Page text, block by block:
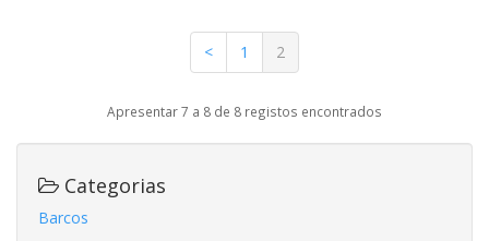
< 1 2
Apresentar 7 a 8 de 8 registos encontrados
Categorias
Barcos